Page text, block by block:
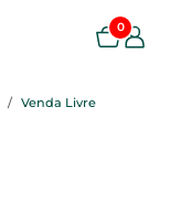
0
Venda Livre